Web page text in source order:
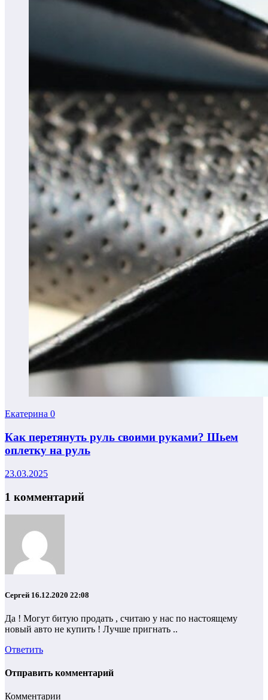
Екатерина 0
Как перетянуть руль своими руками? Шьем
оплетку на руль
23.03.2025
1 комментарий
Сергей 16.12.2020 22:08
Да ! Могут битую продать , считаю у нас по настоящему
новый авто не купить ! Лучше пригнать ..
Ответить
Отправить комментарий
Комментарии